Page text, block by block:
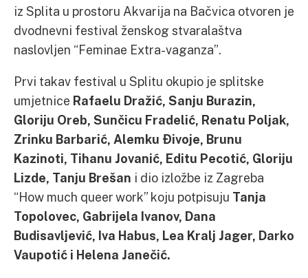
iz Splita u prostoru Akvarija na Bačvica otvoren je
dvodnevni festival ženskog stvaralaštva
naslovljen “Feminae Extra-vaganza”.
Prvi takav festival u Splitu okupio je splitske
umjetnice Rafaelu Dražić, Sanju Burazin,
Gloriju Oreb, Sunčicu Fradelić, Renatu Poljak,
Zrinku Barbarić, Alemku Đivoje, Brunu
Kazinoti, Tihanu Jovanić, Editu Pecotić, Gloriju
Lizde, Tanju Brešan i dio izložbe iz Zagreba
“How much queer work” koju potpisuju Tanja
Topolovec, Gabrijela Ivanov, Dana
Budisavljević, Iva Habus, Lea Kralj Jager, Darko
Vaupotić i Helena Janečić.